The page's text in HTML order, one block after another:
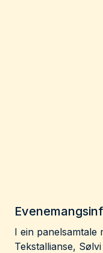
I ein
Tekstallianse,